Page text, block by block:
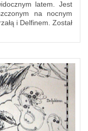
latem. Jest
na nocnym
i Delfinem. Został